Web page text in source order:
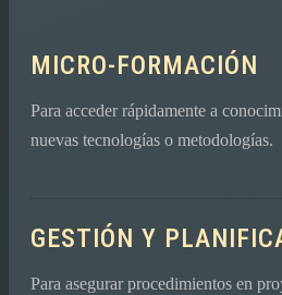
MICRO-FORMACIÓN
Para acceder rápidamente a
nuevas tecnologías o metodologías.
GESTIÓN Y
Para asegurar procedimientos en